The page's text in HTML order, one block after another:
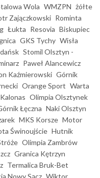
Wola WMZPN żółte
Zajączkowski Rominta
Łukta Resovia Biskupiec
GKS Tychy Wisła
Stomil Olsztyn -
Paweł Alancewicz
Kaźmierowski Górnik
Orange Sport Warta
Olimpia Olsztynek
Łęczna Naki Olsztyn
MKS Korsze Motor
Świnoujście Hutnik
Olimpia Zambrów
Granica Kętrzyn
Termalica Bruk-Bet
Nowy Sącz Wiktor